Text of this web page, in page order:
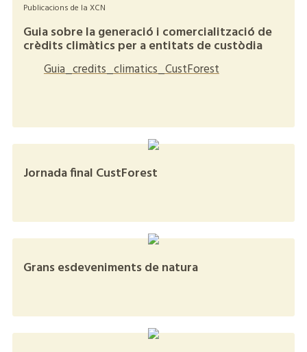
Publicacions de la XCN
Guia sobre la generació i comercialització de
crèdits climàtics per a entitats de custòdia
Guia_credits_climatics_CustForest
Jornada final CustForest
Grans esdeveniments de natura